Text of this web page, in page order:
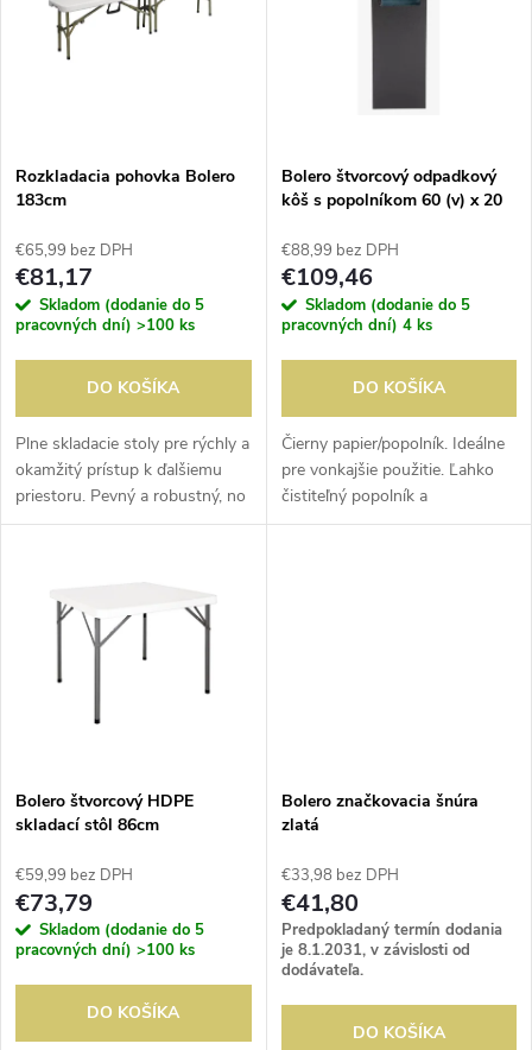
e
p
r
o
d
u
s
p
r
o
d
u
k
Rozkladacia pohovka Bolero
183cm
€65,99 bez DPH
€81,17
Skladom (dodanie do 5
pracovných dní) >100 ks
DO KOŠÍKA
Plne skladacie stoly pre rýchly a
okamžitý prístup k ďalšiemu
priestoru. Pevný a robustný, no
zároveň ľahký pre jednoduchú
Bolero štvorcový odpadkový
kôš s popolníkom 60 (v) x 20
€88,99 bez DPH
€109,46
Skladom (dodanie do 5
pracovných dní) 4 ks
DO KOŠÍKA
Čierny papier/popolník. Ideálne
pre vonkajšie použitie. Ľahko
čistiteľný popolník a
ohňovzdorný kôš na papier.
Bolero štvorcový HDPE
skladací stôl 86cm
€59,99 bez DPH
€73,79
Skladom (dodanie do 5
pracovných dní) >100 ks
DO KOŠÍKA
Bolero značkovacia šnúra
zlatá
€33,98 bez DPH
€41,80
Predpokladaný termín dodania
je 8.1.2031, v závislosti od
dodávateľa.
DO KOŠÍKA